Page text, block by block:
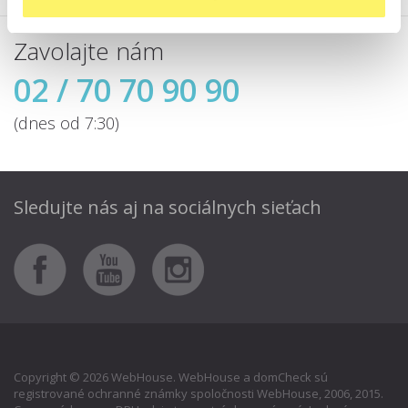
Zavolajte nám
02 / 70 70 90 90
(dnes od 7:30)
Sledujte nás aj na sociálnych sieťach
Copyright © 2026 WebHouse. WebHouse a domCheck sú
registrované ochranné známky spoločnosti WebHouse, 2006, 2015.